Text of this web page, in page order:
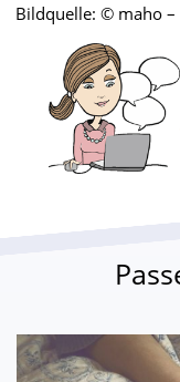
Bildquelle: © maho –